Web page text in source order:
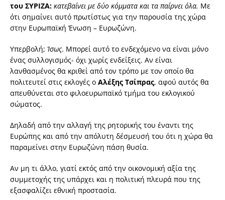
του ΣΥΡΙΖΑ: κατεβαίνει με δύο κόμματα και τα παίρνει όλα. Με
ότι σημαίνει αυτό πρωτίστως για την παρουσία της χώρα
στην Ευρωπαϊκή Ένωση – Ευρωζώνη.
Υπερβολή; Ίσως. Μπορεί αυτό το ενδεχόμενο να είναι μόνο
ένας συλλογισμός- όχι χωρίς ενδείξεις. Αν είναι
λανθασμένος θα κριθεί από τον τρόπο με τον οποίο θα
πολιτευτεί στις εκλογές ο Αλέξης Τσίπρας, αφού αυτός θα
απευθύνεται στο φιλοευρωπαϊκό τμήμα του εκλογικού
σώματος.
Δηλαδή από την αλλαγή της ρητορικής του έναντι της
Ευρώπης και από την απόλυτη δέσμευσή του ότι η χώρα θα
παραμείνει στην Ευρωζώνη πάση θυσία.
Αν μη τι άλλο, γιατί εκτός από την οικονομική αξία της
συμμετοχής της υπάρχει και η πολιτική πλευρά που της
εξασφαλίζει εθνική προστασία.